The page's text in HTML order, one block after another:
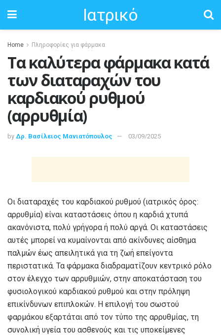
Ιατρικό
Home Πληροφορίες για φάρμακα
Τα καλύτερα φάρμακα κατά
των διαταραχών του
καρδιακού ρυθμού
(αρρυθμία)
by Δρ. Βασίλειος Μανιατόπουλος 03/09/2025
Οι διαταραχές του καρδιακού ρυθμού (ιατρικός όρος:
αρρυθμία) είναι καταστάσεις όπου η καρδιά χτυπά
ακανόνιστα, πολύ γρήγορα ή πολύ αργά. Οι καταστάσεις
αυτές μπορεί να κυμαίνονται από ακίνδυνες αίσθημα
παλμών έως απειλητικά για τη ζωή επείγοντα
περιστατικά. Τα φάρμακα διαδραματίζουν κεντρικό ρόλο
στον έλεγχο των αρρυθμιών, στην αποκατάσταση του
φυσιολογικού καρδιακού ρυθμού και στην πρόληψη
επικίνδυνων επιπλοκών. Η επιλογή του σωστού
φαρμάκου εξαρτάται από τον τύπο της αρρυθμίας, τη
συνολική υγεία του ασθενούς και τις υποκείμενες